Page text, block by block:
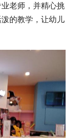
老师，并精心挑
的教学，让幼儿